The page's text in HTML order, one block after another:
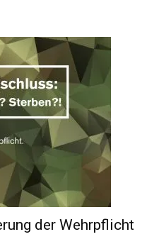
der Wehrpflicht